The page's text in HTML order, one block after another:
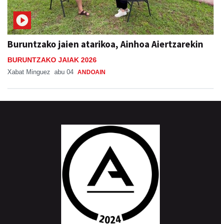
Buruntzako jaien atarikoa, Ainhoa Aiertzarekin
BURUNTZAKO JAIAK 2026
Xabat Minguez abu 04 ANDOAIN